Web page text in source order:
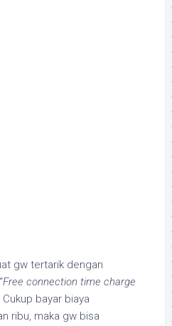
gw tertarik dengan
Free connection time charge
Cukup bayar biaya
ribu, maka gw bisa